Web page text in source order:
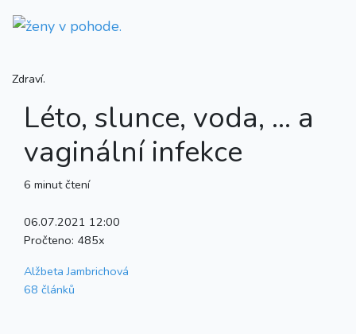
Zdraví.
Léto, slunce, voda, … a
vaginální infekce
6 minut čtení
06.07.2021 12:00
Pročteno: 485x
Alžbeta Jambrichová
68 článků